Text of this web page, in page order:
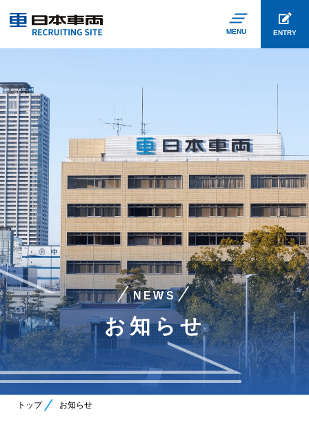
MENU ENTRY
NEWS
お知らせ
トップ お知らせ